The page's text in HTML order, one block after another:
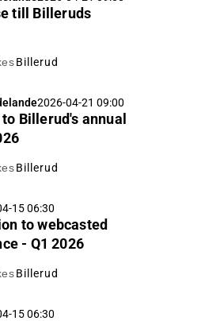
till Billeruds
Billerud
2026-04-21 09:00
Billerud's annual
Billerud
15 06:30
to webcasted
- Q1 2026
Billerud
15 06:30